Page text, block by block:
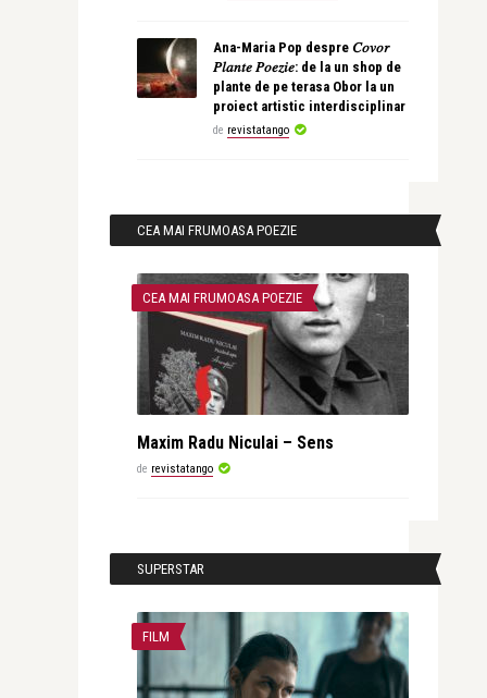
Ana-Maria Pop despre 𝐶𝑜𝑣𝑜𝑟
𝑃𝑙𝑎𝑛𝑡𝑒 𝑃𝑜𝑒𝑧𝑖𝑒: de la un shop de
plante de pe terasa Obor la un
proiect artistic interdisciplinar
de revistatango
CEA MAI FRUMOASA POEZIE
CEA MAI FRUMOASA POEZIE
Maxim Radu Niculai – Sens
de revistatango
SUPERSTAR
FILM